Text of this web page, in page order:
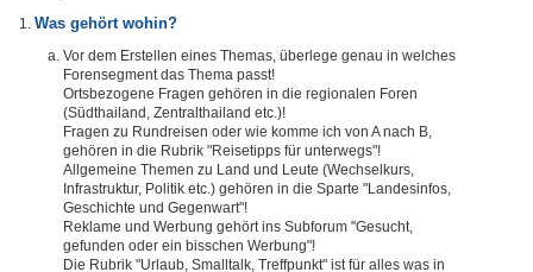
Was gehört wohin?
Vor dem Erstellen eines Themas, überlege genau in welches
Forensegment das Thema passt!
Ortsbezogene Fragen gehören in die regionalen Foren
(Südthailand, Zentralthailand etc.)!
Fragen zu Rundreisen oder wie komme ich von A nach B,
gehören in die Rubrik "Reisetipps für unterwegs"!
Allgemeine Themen zu Land und Leute (Wechselkurs,
Infrastruktur, Politik etc.) gehören in die Sparte "Landesinfos,
Geschichte und Gegenwart"!
Reklame und Werbung gehört ins Subforum "Gesucht,
gefunden oder ein bisschen Werbung"!
Die Rubrik "Urlaub, Smalltalk, Treffpunkt" ist für alles was in